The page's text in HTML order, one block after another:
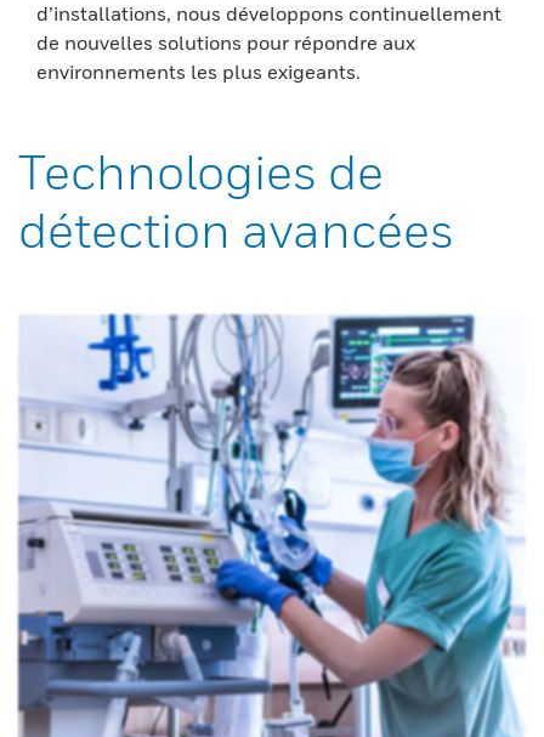
d’installations, nous développons continuellement
de nouvelles solutions pour répondre aux
environnements les plus exigeants.
Technologies de
détection avancées